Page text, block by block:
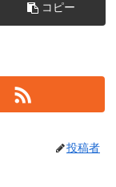
コピー
投稿者